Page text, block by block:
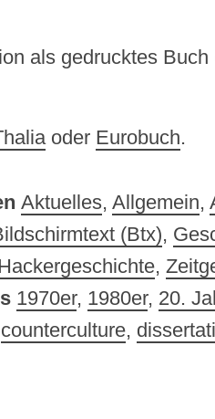
als gedrucktes
oder Eurobuch.
Aktuelles, Allgemein,
(Btx),
,
1970er, 1980er, 20.
counterculture,